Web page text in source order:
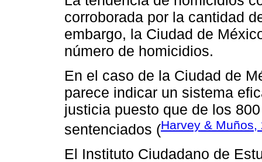
corroborada por la cantidad
embargo, la Ciudad de
número de homicidios.
En el caso de la Ciudad de
parece indicar un sistema
justicia puesto que de los
sentenciados (Harvey & Muños,
El Instituto Ciudadano de